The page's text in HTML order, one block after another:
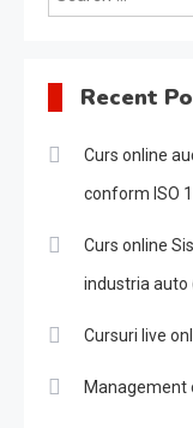
Recent
Curs online
conform ISO
Curs online
industria auto
Cursuri live
Management